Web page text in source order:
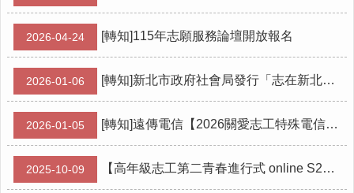
心
間
銀
下
2026-04-24 [轉知]115年志願服務論壇開放報名
2026-01-06 [轉知]新北市政府社會局發行「志在新北市」志工專刊電子書，歡迎線上閱覽。
2026-01-05 [轉知]遠傳電信【2026關愛志工特殊電信優惠】
2025-10-09 【高年級志工第二青春進行式 online S2｜精彩上線】